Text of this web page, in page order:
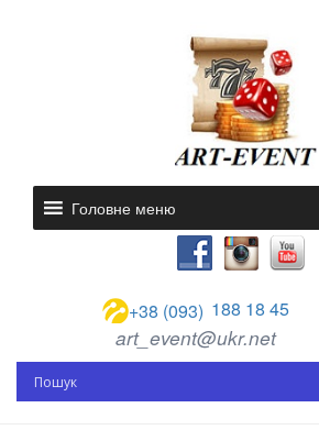
Головне меню
+38 (093) 188 18 45
art_event@ukr.net